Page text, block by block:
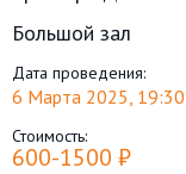
Большой зал
Дата проведения:
6 Марта 2025, 19:30
Стоимость:
600-1500 ₽